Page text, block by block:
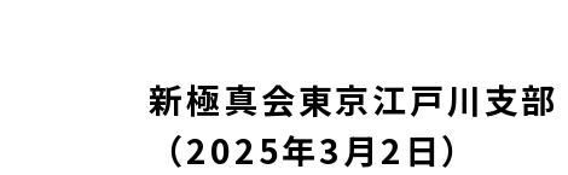
新極真会東京江戸川支
（2025年3月2日）